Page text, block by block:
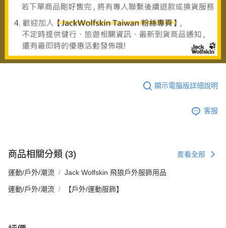
顯示電腦版詳細說明
客服
商品相關分類 (3) 查看全部
運動/戶外/潮流 Jack Wolfskin 飛狼戶外服飾用品
運動/戶外/潮流 【戶外/運動服飾】